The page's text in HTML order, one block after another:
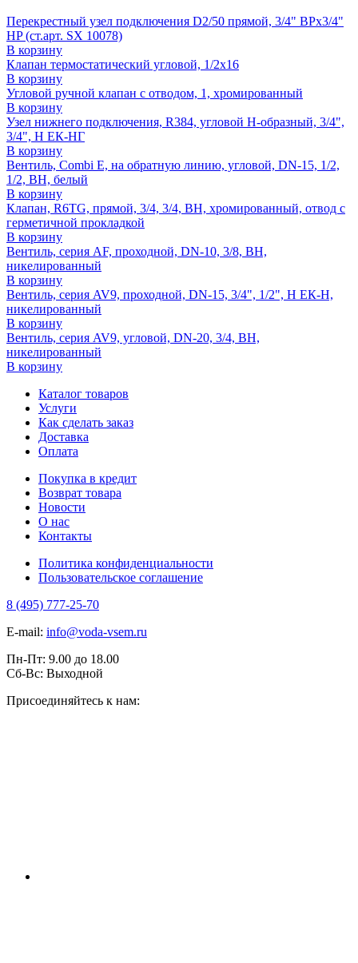
Перекрестный узел подключения D2/50 прямой, 3/4" ВРх3/4"
HP (ст.арт. SX 10078)
В корзину
Клапан термостатический угловой, 1/2x16
В корзину
Угловой ручной клапан с отводом, 1, хромированный
В корзину
Узел нижнего подключения, R384, угловой H-образный, 3/4",
3/4", Н ЕК-НГ
В корзину
Вентиль, Combi E, на обратную линию, угловой, DN-15, 1/2,
1/2, ВН, белый
В корзину
Клапан, R6TG, прямой, 3/4, 3/4, ВН, хромированный, отвод с
герметичной прокладкой
В корзину
Вентиль, серия AF, проходной, DN-10, 3/8, ВН,
никелированный
В корзину
Вентиль, серия AV9, проходной, DN-15, 3/4", 1/2", Н ЕК-Н,
никелированный
В корзину
Вентиль, серия AV9, угловой, DN-20, 3/4, ВН,
никелированный
В корзину
Каталог товаров
Услуги
Как сделать заказ
Доставка
Оплата
Покупка в кредит
Возврат товара
Новости
О нас
Контакты
Политика конфиденциальности
Пользовательское соглашение
8 (495) 777-25-70
E-mail: info@voda-vsem.ru
Пн-Пт: 9.00 до 18.00
Сб-Вс: Выходной
Присоединяйтесь к нам: